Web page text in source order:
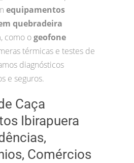
equipamentos
quebradeira
, como ogeofone
térmicas e testes de
diagnósticos
e seguros.
Caça
Ibirapuera
Comércios